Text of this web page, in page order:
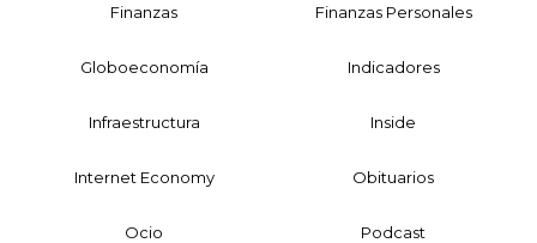
Finanzas Finanzas Personales
Globoeconomía Indicadores
Infraestructura Inside
Internet Economy Obituarios
Ocio Podcast